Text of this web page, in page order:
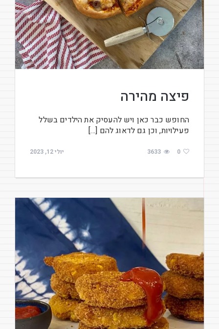
פיצה מהירה
החופש כבר כאן ויש להעסיק את הילדים בשלל
פעילויות, וכן גם לדאוג להם […]
יולי 12, 2023 3633 0